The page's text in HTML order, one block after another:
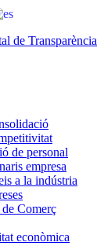
de Transparència
de personal
empresa
a la indústria
Comerç
econòmica